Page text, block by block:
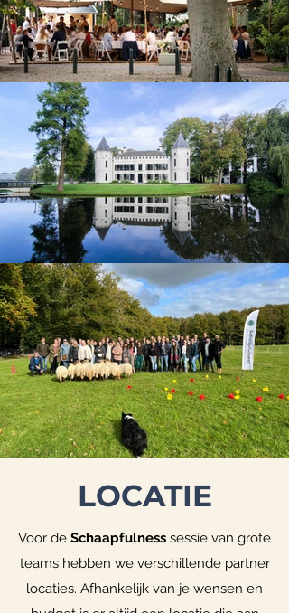
LOCATIE
Voor de Schaapfulness sessie van grote
teams hebben we verschillende partner
locaties. Afhankelijk van je wensen en